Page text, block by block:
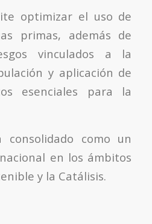
optimizar el uso de
primas, además de
vinculados a la
y aplicación de
esenciales para la
como un
en los ámbitos
y la Catálisis.